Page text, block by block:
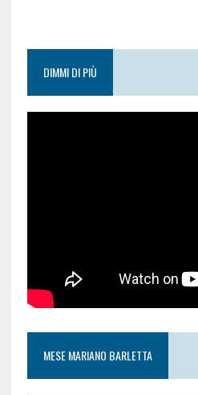
DIMMI DI PIÙ
MESE MARIANO BARLETTA